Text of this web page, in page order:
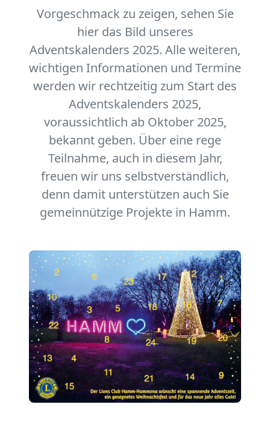
Vorgeschmack zu zeigen, sehen Sie
hier das Bild unseres
Adventskalenders 2025. Alle weiteren,
wichtigen Informationen und Termine
werden wir rechtzeitig zum Start des
Adventskalenders 2025,
voraussichtlich ab Oktober 2025,
bekannt geben. Über eine rege
Teilnahme, auch in diesem Jahr,
freuen wir uns selbstverständlich,
denn damit unterstützen auch Sie
gemeinnützige Projekte in Hamm.